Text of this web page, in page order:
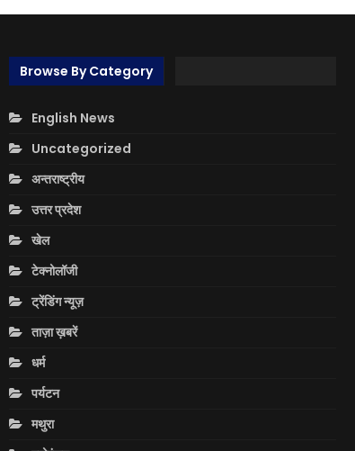
Browse By Category
English News
Uncategorized
अन्तराष्ट्रीय
उत्तर प्रदेश
खेल
टेक्नोलॉजी
ट्रेंडिंग न्यूज़
ताज़ा ख़बरें
धर्म
पर्यटन
मथुरा